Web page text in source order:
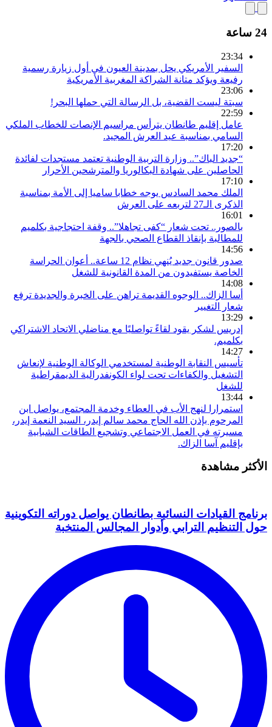
24 ساعة
23:34
السفير الأمريكي يحل بمدينة العيون في أول زيارة رسمية
رفيعة ويؤكد متانة الشراكة المغربية الأمريكية
23:06
سبتة ليست القضية، بل الرسالة التي حملها البحر!
22:59
عامل إقليم طانطان يترأس مراسيم الإنصات للخطاب الملكي
السامي بمناسبة عيد العرش المجيد.
17:20
“جديد الباك”.. وزارة التربية الوطنية تعتمد مستجدات لفائدة
الحاصلين على شهادة البكالوريا والمترشحين الأحرار
17:10
الملك محمد السادس يوجه خطابا ساميا إلى الأمة بمناسبة
الذكرى الـ27 لتربعه على العرش
16:01
بالصور.. تحت شعار “كفى تجاهلا”.. وقفة احتجاجية بكلميم
للمطالبة بإنقاذ القطاع الصحي بالجهة
14:56
صدور قانون جديد يُنهي نظام 12 ساعة.. أعوان الحراسة
الخاصة يستفيدون من المدة القانونية للشغل
14:08
أسا الزاك.. الوجوه القديمة تراهن على الخبرة والجديدة ترفع
شعار التغيير
13:29
إدريس لشكر يقود لقاءً تواصليًا مع مناضلي الاتحاد الاشتراكي
بكلميم.
14:27
تأسيس النقابة الوطنية لمستخدمي الوكالة الوطنية لإنعاش
التشغيل والكفاءات تحت لواء الكونفدرالية الديمقراطية
للشغل
13:44
استمرارا لنهج الأب في العطاء وخدمة المجتمع، يواصل ابن
المرحوم بإذن الله الحاج محمد سالم إيدر، السيد النعمة إيدر،
مسيرته في العمل الاجتماعي وتشجيع الطاقات الشبابية
بإقليم آسا الزاك.
الأكثر مشاهدة
برنامج القيادات النسائية بطانطان يواصل دوراته التكوينية
حول التنظيم الترابي وأدوار المجالس المنتخبة